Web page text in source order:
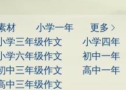
更多 
材
小学一年
学三年级作文
小学四年
学六年级作文
初中一年
中三年级作文
高中一年
中三年级作文